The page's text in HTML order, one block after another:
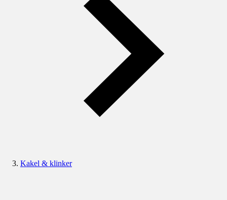
Kakel & klinker